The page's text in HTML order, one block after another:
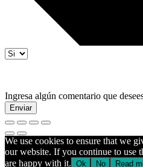
Ingresa algún comentario que
Enviar
We use cookies to ensure that we
our website. If you continue to use
are happy with it. Ok No Read